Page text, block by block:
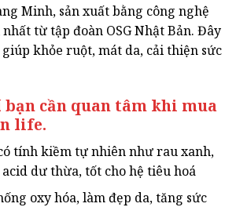
Minh, sản xuất bằng công nghệ
từ tập đoàn OSG Nhật Bản. Đây
khỏe ruột, mát da, cải thiện sức
bạn cần quan tâm khi mua
life.
tính kiềm tự nhiên như rau xanh,
dư thừa, tốt cho hệ tiêu hoá
oxy hóa, làm đẹp da, tăng sức